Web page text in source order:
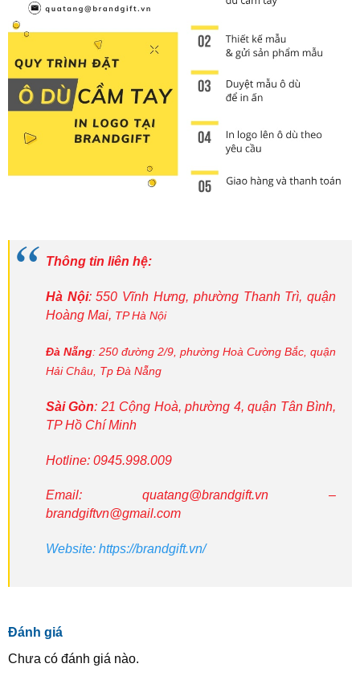
Thông tin liên hệ:
Hà Nội: 550 Vĩnh Hưng, phường Thanh Trì, quận
Hoàng Mai, TP Hà Nội
Đà Nẵng: 250 đường 2/9, phường Hoà Cường Bắc, quận
Hải Châu, Tp Đà Nẵng
Sài Gòn: 21 Cộng Hoà, phường 4, quận Tân Bình,
TP Hồ Chí Minh
Hotline: 0945.998.009
Email: quatang@brandgift.vn –
brandgiftvn@gmail.com
Website: https://brandgift.vn/
Đánh giá
Chưa có đánh giá nào.